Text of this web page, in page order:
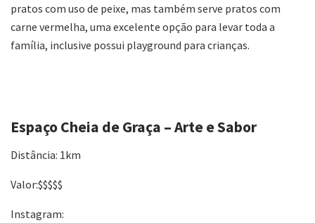
pratos com uso de peixe, mas também serve pratos com
carne vermelha, uma excelente opção para levar toda a
família, inclusive possui playground para crianças.
Espaço Cheia de Graça – Arte e Sabor
Distância: 1km
Valor:$$$$$
Instagram: